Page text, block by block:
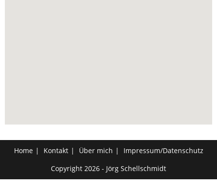
Home Kontakt Über mich
Impressum/Datenschutz
Copyright 2026 - Jörg Schellschmidt